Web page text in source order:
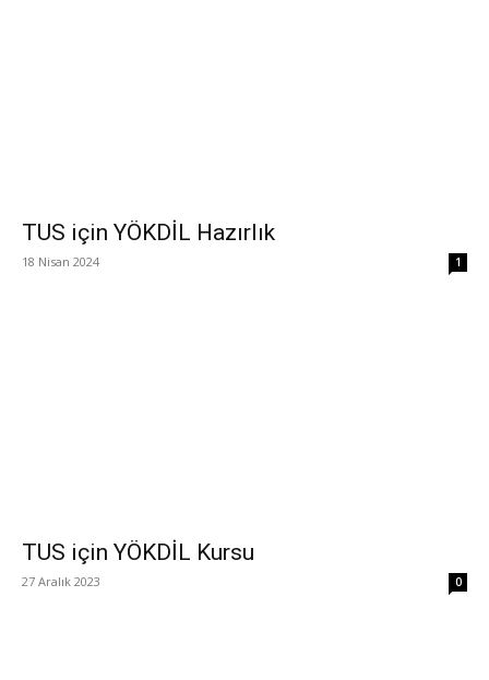
TUS için YÖKDİL Hazırlık
18 Nisan 2024 1
TUS için YÖKDİL Kursu
27 Aralık 2023 0